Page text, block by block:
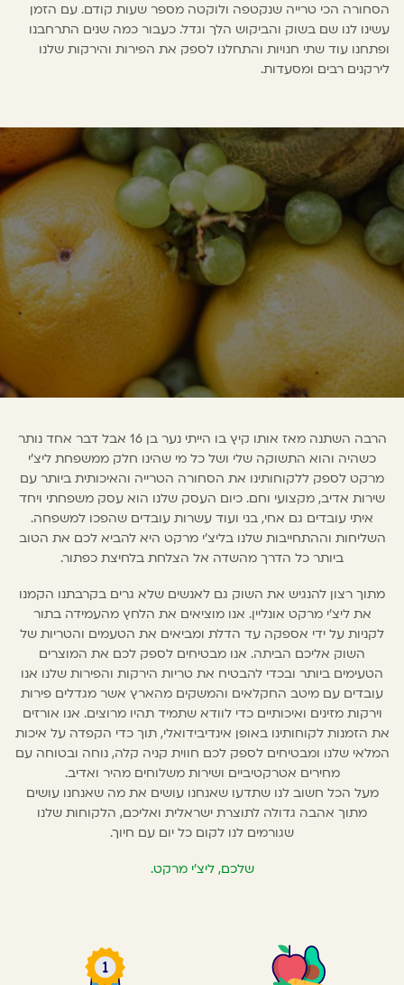
הסחורה הכי טרייה שנקטפה ולוקטה מספר שעות קודם. עם הזמן
עשינו לנו שם בשוק והביקוש הלך וגדל. כעבור כמה שנים התרחבנו
ופתחנו עוד שתי חנויות והתחלנו לספק את הפירות והירקות שלנו
לירקנים רבים ומסעדות.
הרבה השתנה מאז אותו קיץ בו הייתי נער בן 16 אבל דבר אחד נותר
כשהיה והוא התשוקה שלי ושל כל מי שהינו חלק ממשפחת ליצ'י
מרקט לספק ללקוחותינו את הסחורה הטרייה והאיכותית ביותר עם
שירות אדיב, מקצועי וחם. כיום העסק שלנו הוא עסק משפחתי ויחד
איתי עובדים גם אחי, בני ועוד עשרות עובדים שהפכו למשפחה.
השליחות וההתחייבות שלנו בליצ'י מרקט היא להביא לכם את הטוב
ביותר כל הדרך מהשדה אל הצלחת בלחיצת כפתור.
מתוך רצון להנגיש את השוק גם לאנשים שלא גרים בקרבתנו הקמנו
את ליצ'י מרקט אונליין. אנו מוציאים את הלחץ מהעמידה בתור
לקניות על ידי אספקה עד הדלת ומביאים את הטעמים והטריות של
השוק אליכם הביתה. אנו מבטיחים לספק לכם את המוצרים
הטעימים ביותר ובכדי להבטיח את טריות הירקות והפירות שלנו אנו
עובדים עם מיטב החקלאים והמשקים מהארץ אשר מגדלים פירות
וירקות מזינים ואיכותיים כדי לוודא שתמיד תהיו מרוצים. אנו אורזים
את הזמנות לקוחותינו באופן אינדיבידואלי, תוך כדי הקפדה על איכות
המלאי שלנו ומבטיחים לספק לכם חווית קניה קלה, נוחה ובטוחה עם
מחירים אטרקטיביים ושירות משלוחים מהיר ואדיב.
מעל הכל חשוב לנו שתדעו שאנחנו עושים את מה שאנחנו עושים
מתוך אהבה גדולה לתוצרת ישראלית ואליכם, הלקוחות שלנו
שגורמים לנו לקום כל יום עם חיוך.
שלכם, ליצ׳י מרקט.